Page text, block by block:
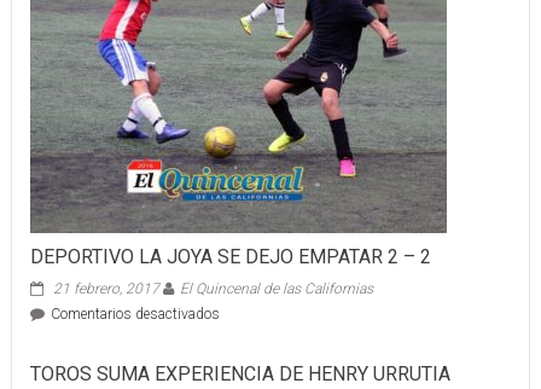
DEPORTIVO LA JOYA SE DEJO EMPATAR 2 – 2
21 febrero, 2017
El Quincenal de las Californias
Comentarios desactivadosen
JOYA
TOROS SUMA EXPERIENCIA DE HENRY URRUTIA